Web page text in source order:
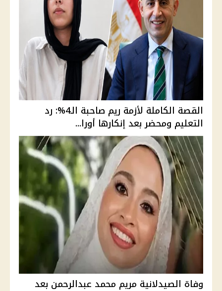
القصة الكاملة لأزمة ريم صاحبة الـ4%: رد
التعليم ومحضر بعد إنكارها أورا...
وفاة الصيدلانية مريم محمد عبدالرحمن بعد